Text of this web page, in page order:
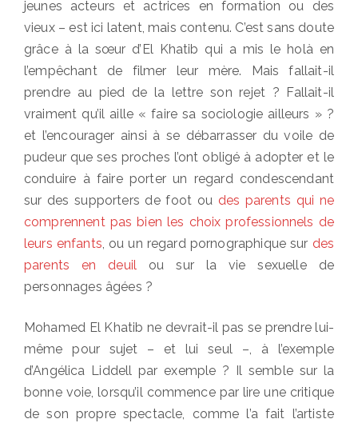
jeunes acteurs et actrices en formation ou des
vieux – est ici latent, mais contenu. C’est sans doute
grâce à la sœur d’El Khatib qui a mis le holà en
l’empêchant de filmer leur mère. Mais fallait-il
prendre au pied de la lettre son rejet ? Fallait-il
vraiment qu’il aille « faire sa sociologie ailleurs » ?
et l’encourager ainsi à se débarrasser du voile de
pudeur que ses proches l’ont obligé à adopter et le
conduire à faire porter un regard condescendant
sur des supporters de foot ou des parents qui ne
comprennent pas bien les choix professionnels de
leurs enfants , ou un regard pornographique sur des
parents en deuil ou sur la vie sexuelle de
personnages âgées ?
Mohamed El Khatib ne devrait-il pas se prendre lui-
même pour sujet – et lui seul –, à l’exemple
d’Angélica Liddell par exemple ? Il semble sur la
bonne voie, lorsqu’il commence par lire une critique
de son propre spectacle, comme l’a fait l’artiste